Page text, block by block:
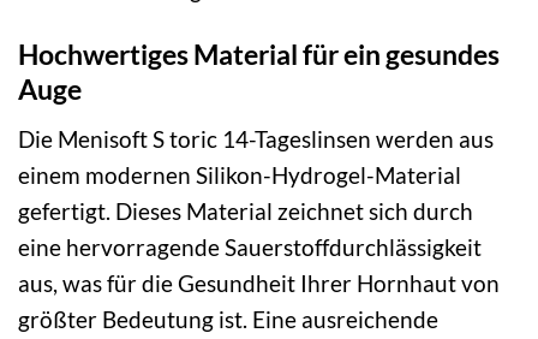
Hochwertiges Material für ein gesundes
Auge
Die Menisoft S toric 14-Tageslinsen werden aus
einem modernen Silikon-Hydrogel-Material
gefertigt. Dieses Material zeichnet sich durch
eine hervorragende Sauerstoffdurchlässigkeit
aus, was für die Gesundheit Ihrer Hornhaut von
größter Bedeutung ist. Eine ausreichende